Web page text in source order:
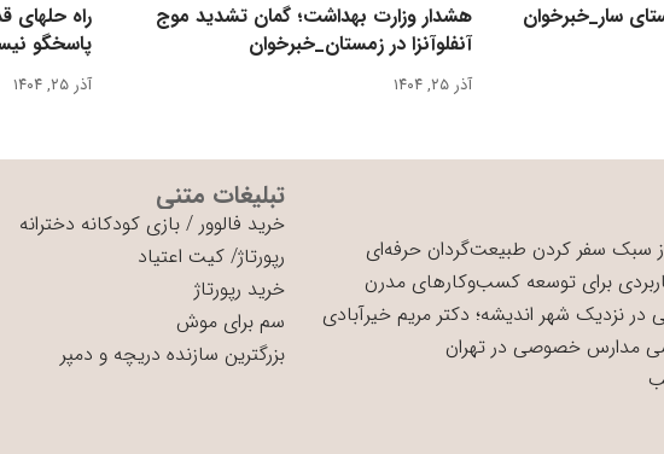
سار_خبرخوان
هشدار وزارت بهداشت؛ گمان تشدید موج
آنفلوآنزا در زمستان_خبرخوان
آذر ۲۵, ۱۴۰۴
راه حلهای
پاسخگو
آذر ۲۵, ۱۴۰۴
سبک سفر کردن طبیعت‌گردان حرفه‌ای
برای توسعه کسب‌وکارهای مدرن
در نزدیک شهر اندیشه؛ دکتر مریم خیرآبادی
مدارس خصوصی در تهران
تبلیغات متنی
خرید فالوور /بازی کودکانه دخترانه
رپورتاژ/کیت اعتیاد
خرید رپورتاژ
سم برای موش
بزرگترین سازنده دریچه و دمپر